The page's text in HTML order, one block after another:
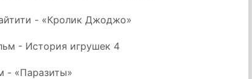
- «Кролик Джоджо»
- История игрушек 4
- «Паразиты»